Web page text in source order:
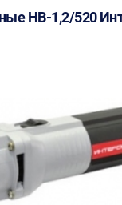
НВ-1,2/520